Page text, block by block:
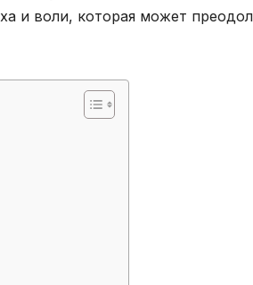
и воли, которая может